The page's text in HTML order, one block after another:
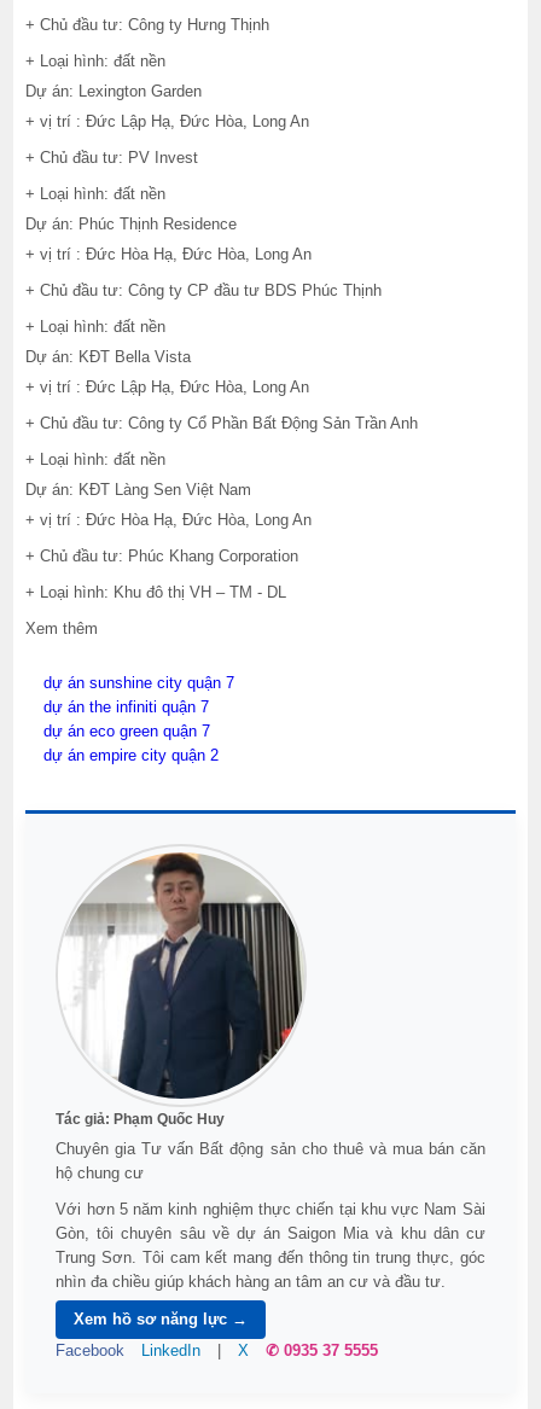
+ Chủ đầu tư: Công ty Hưng Thịnh
+ Loại hình: đất nền
Dự án: Lexington Garden
+ vị trí : Đức Lập Hạ, Đức Hòa, Long An
+ Chủ đầu tư: PV Invest
+ Loại hình: đất nền
Dự án: Phúc Thịnh Residence
+ vị trí : Đức Hòa Hạ, Đức Hòa, Long An
+ Chủ đầu tư: Công ty CP đầu tư BDS Phúc Thịnh
+ Loại hình: đất nền
Dự án: KĐT Bella Vista
+ vị trí : Đức Lập Hạ, Đức Hòa, Long An
+ Chủ đầu tư: Công ty Cổ Phần Bất Động Sản Trần Anh
+ Loại hình: đất nền
Dự án: KĐT Làng Sen Việt Nam
+ vị trí : Đức Hòa Hạ, Đức Hòa, Long An
+ Chủ đầu tư: Phúc Khang Corporation
+ Loại hình: Khu đô thị VH – TM - DL
Xem thêm
dự án sunshine city quận 7
dự án the infiniti quận 7
dự án eco green quận 7
dự án empire city quận 2
Tác giả: Phạm Quốc Huy
Chuyên gia Tư vấn Bất động sản cho thuê và mua bán căn
hộ chung cư
Với hơn 5 năm kinh nghiệm thực chiến tại khu vực Nam Sài
Gòn, tôi chuyên sâu về dự án Saigon Mia và khu dân cư
Trung Sơn. Tôi cam kết mang đến thông tin trung thực, góc
nhìn đa chiều giúp khách hàng an tâm an cư và đầu tư.
Xem hồ sơ năng lực →
Facebook
LinkedIn X ✆ 0935 37 5555